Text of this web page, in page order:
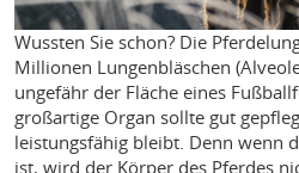
Wussten Sie schon? Die
Millionen Lungenbläschen
ungefähr der Fläche eines
großartige Organ sollte gut
leistungsfähig bleibt. Denn wenn
ist, wird der Körper des Pferdes